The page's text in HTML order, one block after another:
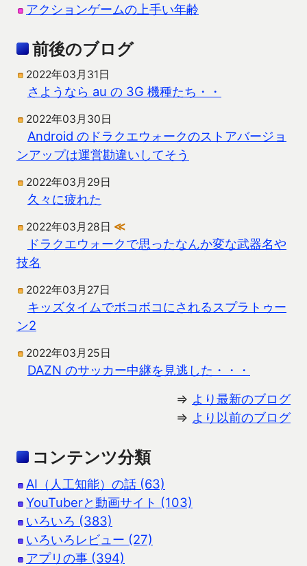
アクションゲームの上手い年齢
前後のブログ
2022年03月31日
さようなら au の 3G 機種たち・・
2022年03月30日
Android のドラクエウォークのストアバージョ
ンアップは運営勘違いしてそう
2022年03月29日
久々に疲れた
2022年03月28日 ≪
ドラクエウォークで思ったなんか変な武器名や
技名
2022年03月27日
キッズタイムでボコボコにされるスプラトゥー
ン2
2022年03月25日
DAZN のサッカー中継を見逃した・・・
⇒ より最新のブログ
⇒ より以前のブログ
コンテンツ分類
AI（人工知能）の話 (63)
YouTuberと動画サイト (103)
いろいろ (383)
いろいろレビュー (27)
アプリの事 (394)